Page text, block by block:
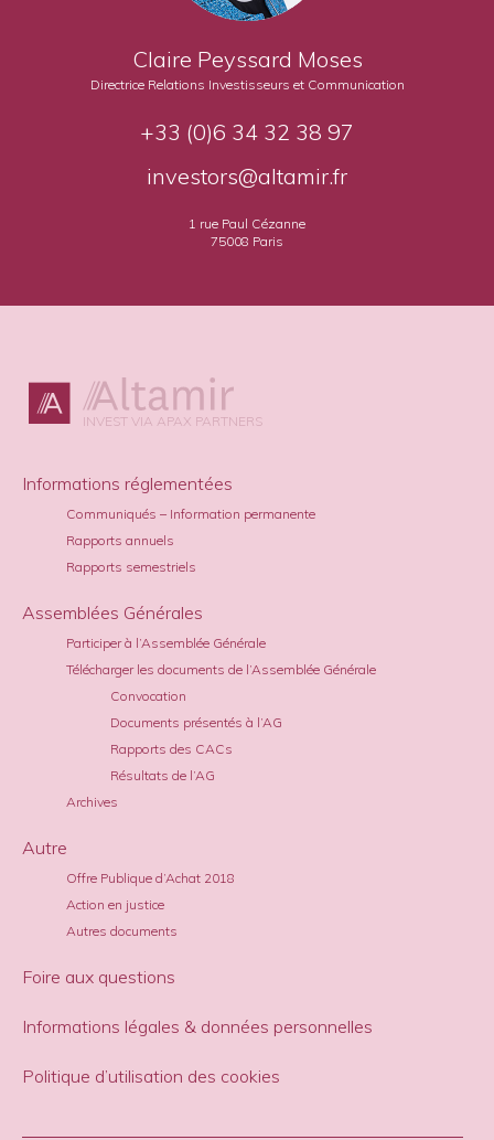
Claire Peyssard Moses
Directrice Relations Investisseurs et Communication
+33 (0)6 34 32 38 97
investors@altamir.fr
1 rue Paul Cézanne
75008 Paris
INVEST VIA APAX PARTNERS
Informations réglementées
Communiqués – Information permanente
Rapports annuels
Rapports semestriels
Assemblées Générales
Participer à l’Assemblée Générale
Télécharger les documents de l’Assemblée Générale
Convocation
Documents présentés à l’AG
Rapports des CACs
Résultats de l’AG
Archives
Autre
Offre Publique d’Achat 2018
Action en justice
Autres documents
Foire aux questions
Informations légales & données personnelles
Politique d’utilisation des cookies